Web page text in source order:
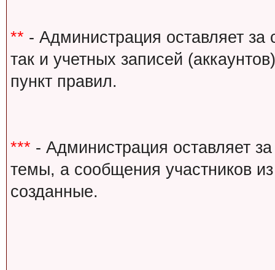
** - Администрация оставляет
так и учетных записей
пункт правил.
*** - Администрация оставляет
темы, а сообщения участников
созданные.